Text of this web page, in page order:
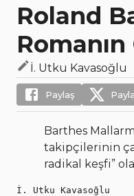
Roland
İ. Utku Kavasoğlu
Paylaş
Barthes
takipçilerinin
radikal keşfi”
İ. Utku Kavasoğlu